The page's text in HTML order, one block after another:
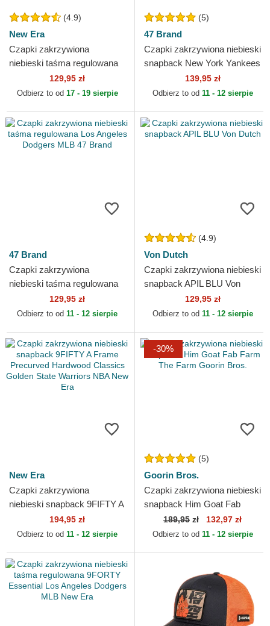
(4.9)
New Era
Czapki zakrzywiona
niebieski taśma regulowana
9FORTY The League New
York Mets MLB New Era
129,95 zł
Odbierz to od 17 - 19 sierpie
(5)
47 Brand
Czapki zakrzywiona niebieski
snapback New York Yankees
MLB 47 Brand139,95 zł
Odbierz to od 11 - 12 sierpie
47 Brand
Czapki zakrzywiona
niebieski taśma regulowana
Los Angeles Dodgers MLB
47 Brand
129,95 zł
Odbierz to od 11 - 12 sierpie
(4.9)
Von Dutch
Czapki zakrzywiona niebieski
snapback APIL BLU Von
129,95 zł
Odbierz to od 11 - 12 sierpie
New Era
Czapki zakrzywiona
niebieski snapback 9FIFTY A
Frame Precurved Hardwood
Classics Golden State...
194,95 zł
Odbierz to od 11 - 12 sierpie
-30%
(5)
Goorin Bros.
Czapki zakrzywiona niebieski
snapback Him Goat Fab
Farm The Farm Goorin Bros.
189,95 zł 132,97 zł
Odbierz to od 11 - 12 sierpie